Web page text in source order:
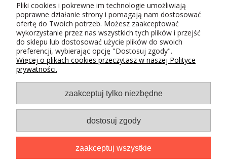
Metody płatności
Czas i koszty dostawy
Kontakt
Kody rabatowe
Regulamin
Odstąpienie od umowy
Projekt i wdrożenie
Pliki cookies i pokrewne im technologie umożliwiają
poprawne działanie strony i pomagają nam dostosować
ofertę do Twoich potrzeb. Możesz zaakceptować
wykorzystanie przez nas wszystkich tych plików i przejść
do sklepu lub dostosować użycie plików do swoich
preferencji, wybierając opcję "Dostosuj zgody".
Więcej o plikach cookies przeczytasz w naszej Polityce
prywatności.
zaakceptuj tylko niezbędne
dostosuj zgody
zaakceptuj wszystkie